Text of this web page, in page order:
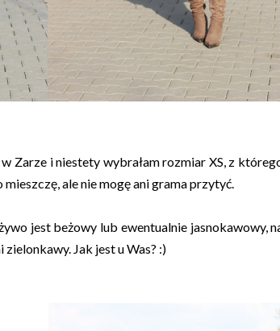
Zarze i niestety wybrałam rozmiar XS, z
ale nie mogę ani grama przytyć.
jest beżowy lub ewentualnie jasnokawowy,
Jak jest u Was? :)